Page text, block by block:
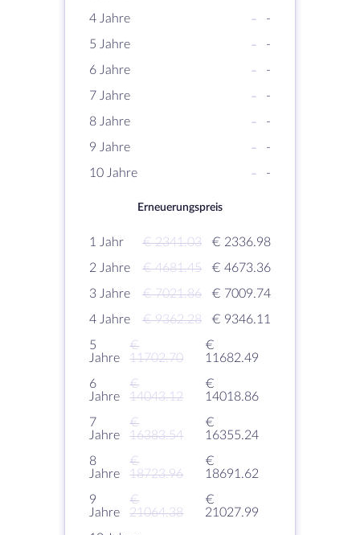
4 Jahre
-
-
5 Jahre
-
-
6 Jahre
-
-
7 Jahre
-
-
8 Jahre
-
-
9 Jahre
-
-
10 Jahre
- -
Erneuerungspreis
1 Jahr € 2341.03
€ 2336.98
2 Jahre
€ 4681.45
€ 4673.36
3 Jahre
€ 7021.86
€ 7009.74
4 Jahre
€ 9362.28
€ 9346.11
5
Jahre
€
11702.70
€
11682.49
6
Jahre
€
14043.12
€
14018.86
7
Jahre
€
16383.54
€
16355.24
8
Jahre
€
18723.96
€
18691.62
9
Jahre
€
21064.38
€
21027.99